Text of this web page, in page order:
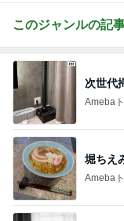
このジャンルの記
次世代
Ameba
堀ちえ
Ameba